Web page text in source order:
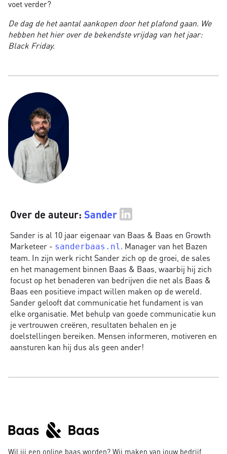
voet verder?
De dag de het aantal aankopen door het plafond gaan. We
hebben het hier over de bekendste vrijdag van het jaar:
Black Friday.
Over de auteur: Sander
Sander is al 10 jaar eigenaar van Baas & Baas en Growth
Marketeer - sanderbaas.nl. Manager van het Bazen
team. In zijn werk richt Sander zich op de groei, de sales
en het management binnen Baas & Baas, waarbij hij zich
focust op het benaderen van bedrijven die net als Baas &
Baas een positieve impact willen maken op de wereld.
Sander gelooft dat communicatie het fundament is van
elke organisatie. Met behulp van goede communicatie kun
je vertrouwen creëren, resultaten behalen en je
doelstellingen bereiken. Mensen informeren, motiveren en
aansturen kan hij dus als geen ander!
Wil jij een online baas worden? Wij maken van jouw bedrijf